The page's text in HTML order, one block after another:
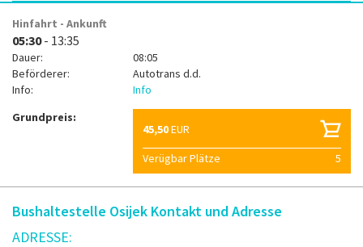
Hinfahrt - Ankunft
05:30- 13:35
Dauer:
08:05
Beförderer:
Autotrans d.d.
Info:
Info
Grundpreis:
45,50EUR
Verügbar Plätze
5
Bushaltestelle Osijek Kontakt und Adresse
ADRESSE: